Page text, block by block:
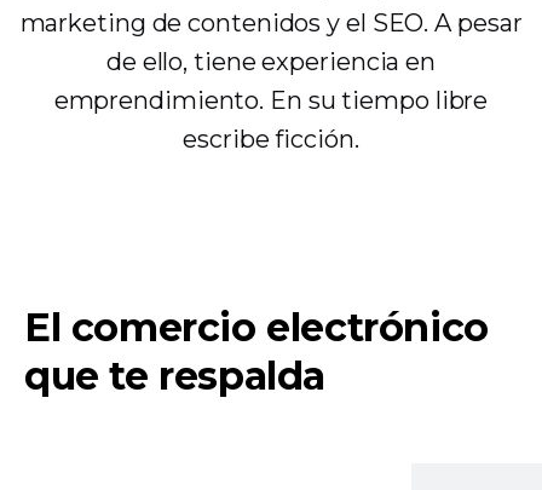
marketing de contenidos y el SEO. A pesar
de ello, tiene experiencia en
emprendimiento. En su tiempo libre
escribe ficción.
El comercio electrónico
que te respalda